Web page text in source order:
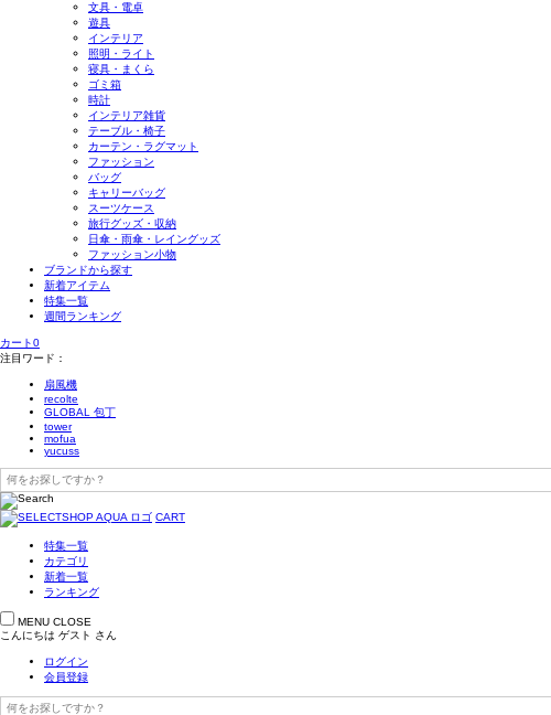
文具・電卓
遊具
インテリア
照明・ライト
寝具・まくら
ゴミ箱
時計
インテリア雑貨
テーブル・椅子
カーテン・ラグマット
ファッション
バッグ
キャリーバッグ
スーツケース
旅行グッズ・収納
日傘・雨傘・レイングッズ
ファッション小物
ブランドから探す
新着アイテム
特集一覧
週間ランキング
カート0
注目ワード：
扇風機
recolte
GLOBAL 包丁
tower
mofua
yucuss
CART
特集一覧
カテゴリ
新着一覧
ランキング
MENU CLOSE
こんにちは ゲスト さん
ログイン
会員登録